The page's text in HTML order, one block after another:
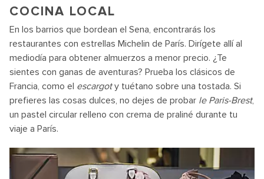
COCINA LOCAL
En los barrios que bordean el Sena, encontrarás los
restaurantes con estrellas Michelin de París. Dirígete allí al
mediodía para obtener almuerzos a menor precio. ¿Te
sientes con ganas de aventuras? Prueba los clásicos de
Francia, como el escargoty tuétano sobre una tostada. Si
prefieres las cosas dulces, no dejes de probar le Paris-Brest,
un pastel circular relleno con crema de praliné durante tu
viaje a París.